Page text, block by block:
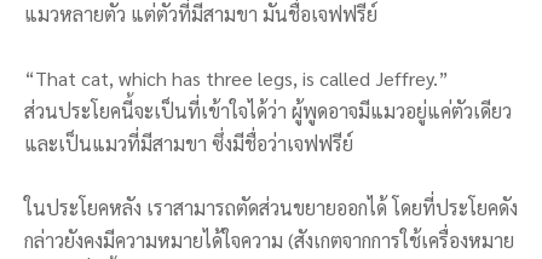
แมวหลายตัว แต่ตัวที่มีสามขา มันชื่อเจฟฟรีย์
“That cat, which has three legs, is called Jeffrey.”
ส่วนประโยคนี้จะเป็นที่เข้าใจได้ว่า ผู้พูดอาจมีแมวอยู่แค่ตัวเดียว
และเป็นแมวที่มีสามขา ซึ่งมีชื่อว่าเจฟฟรีย์
ในประโยคหลัง เราสามารถตัดส่วนขยายออกได้ โดยที่ประโยคดัง
กล่าวยังคงมีความหมายได้ใจความ (สังเกตจากการใช้เครื่องหมาย